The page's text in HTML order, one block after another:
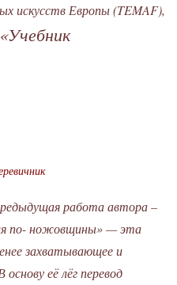
искусств Европы (TEMAF),
работа автора –
по- ножовщины» — эта
захватывающее и
её лёг перевод